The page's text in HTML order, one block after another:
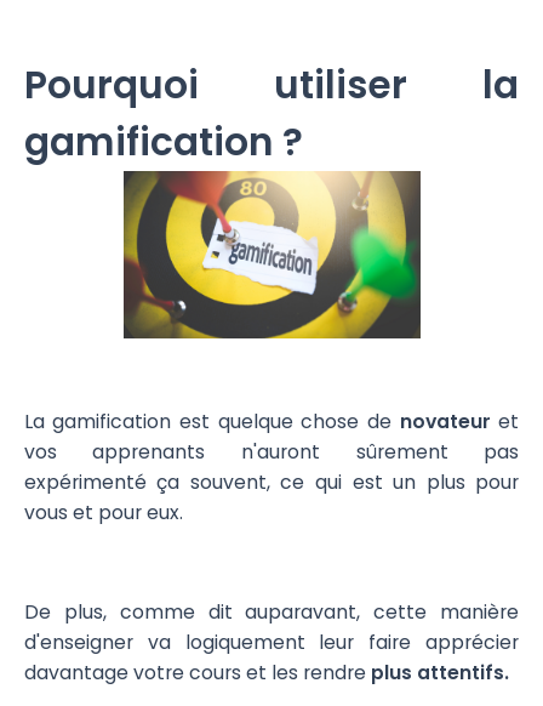
Pourquoi utiliser la
gamification ?
La gamification est quelque chose de novateuret
vos apprenants n'auront sûrement pas
expérimenté ça souvent, ce qui est un plus pour
vous et pour eux.
De plus, comme dit auparavant, cette manière
d'enseigner va logiquement leur faire apprécier
davantage votre cours et les rendre plus attentifs.